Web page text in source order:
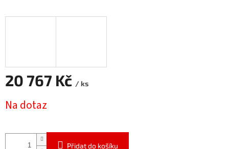
20 767 Kč / ks
cena:
Na dotaz
Přidat do košíku